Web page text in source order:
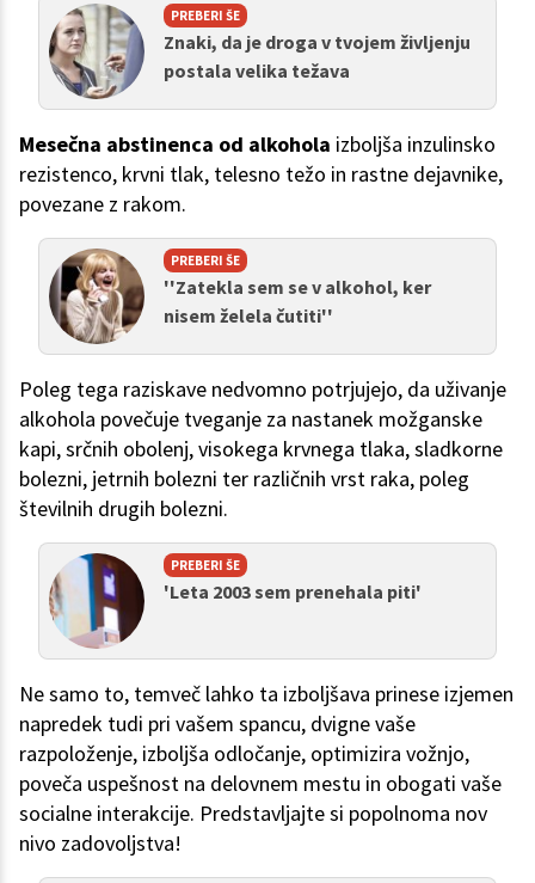
PREBERI ŠE
Znaki, da je droga v tvojem življenju
postala velika težava
Mesečna abstinenca od alkohola izboljša inzulinsko
rezistenco, krvni tlak, telesno težo in rastne dejavnike,
povezane z rakom.
PREBERI ŠE
''Zatekla sem se v alkohol, ker
nisem želela čutiti''
Poleg tega raziskave nedvomno potrjujejo, da uživanje
alkohola povečuje tveganje za nastanek možganske
kapi, srčnih obolenj, visokega krvnega tlaka, sladkorne
bolezni, jetrnih bolezni ter različnih vrst raka, poleg
številnih drugih bolezni.
PREBERI ŠE
'Leta 2003 sem prenehala piti'
Ne samo to, temveč lahko ta izboljšava prinese izjemen
napredek tudi pri vašem spancu, dvigne vaše
razpoloženje, izboljša odločanje, optimizira vožnjo,
poveča uspešnost na delovnem mestu in obogati vaše
socialne interakcije. Predstavljajte si popolnoma nov
nivo zadovoljstva!